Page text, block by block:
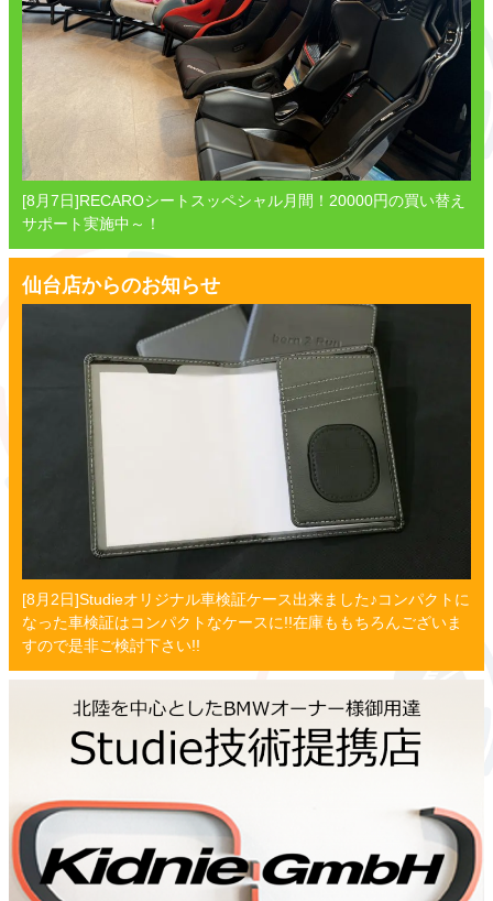
[8月7日]RECAROシートスッペシャル月間！20000円の買い替え
サポート実施中～！
仙台店からのお知らせ
[8月2日]Studieオリジナル車検証ケース出来ました♪コンパクトに
なった車検証はコンパクトなケースに!!在庫ももちろんございま
すので是非ご検討下さい!!